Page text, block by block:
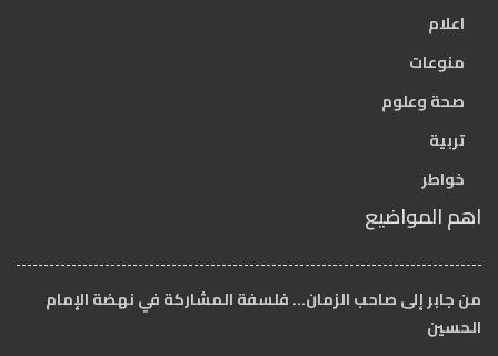
اعلام
منوعات
صحة وعلوم
تربية
خواطر
اهم المواضيع
من جابر إلى صاحب الزمان… فلسفة المشاركة في نهضة الإمام
الحسين